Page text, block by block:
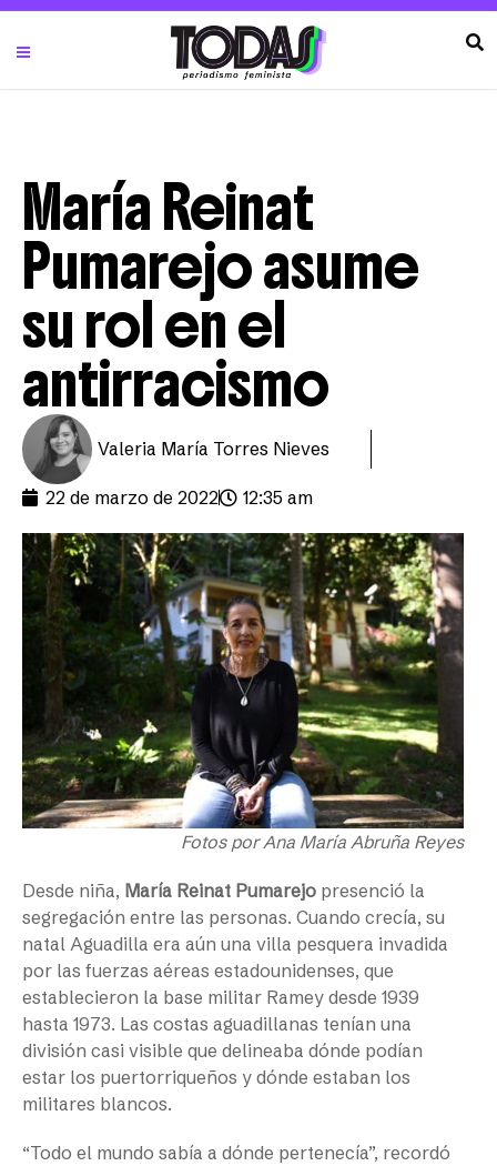
María Reinat
Pumarejo asume
su rol en el
antirracismo
Valeria María Torres Nieves
22 de marzo de 2022 12:35 am
Fotos por Ana María Abruña Reyes
Desde niña, María Reinat Pumarejo presenció la
segregación entre las personas. Cuando crecía, su
natal Aguadilla era aún una villa pesquera invadida
por las fuerzas aéreas estadounidenses, que
establecieron la base militar Ramey desde 1939
hasta 1973. Las costas aguadillanas tenían una
división casi visible que delineaba dónde podían
estar los puertorriqueños y dónde estaban los
militares blancos.
“Todo el mundo sabía a dónde pertenecía”, recordó